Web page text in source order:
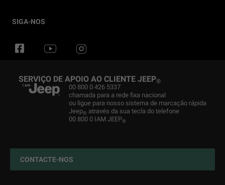
Particulares
Configurador
Test Drive
Newsletter
Eventos
Loja Jeep
Jeep®História
Flexcare
Serviços Conectados
Peças & Conselhos
Serviços para o carro
Encontre um concessionário
Acessórios originais
Sistemas 4X4
Glossário
Novos Testes de WLTP
4xe: SUVs híbridos plug-in
SIGA-NOS
SERVIÇO DE APOIO AO CLIENTE JEEP®
00 800 0 426 5337
chamada para a rede fixa nacional
ou ligue para nosso sistema de marcação rápida
Jeep® através da sua tecla do telefone
00 800 0 IAM JEEP®
CONTACTE-NOS